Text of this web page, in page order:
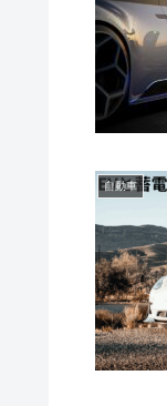
自動車